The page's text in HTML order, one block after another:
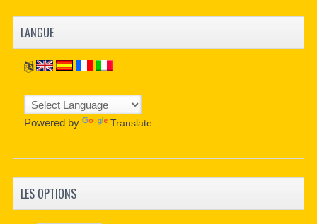
LANGUE
Powered by Translate
LES OPTIONS